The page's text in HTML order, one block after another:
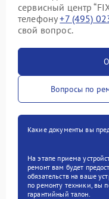
сервисный центр
телефону+7 (495)
свой вопрос.
Вопросы по
Какие документы вы
На этапе приема
ремонт вам будет
обязательств на ваше
по ремонту техники, вы
гарантийный талон.